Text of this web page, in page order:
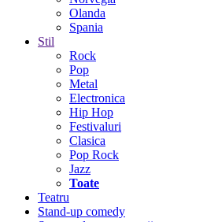
Olanda
Spania
Stil
Rock
Pop
Metal
Electronica
Hip Hop
Festivaluri
Clasica
Pop Rock
Jazz
Toate
Teatru
Stand-up comedy